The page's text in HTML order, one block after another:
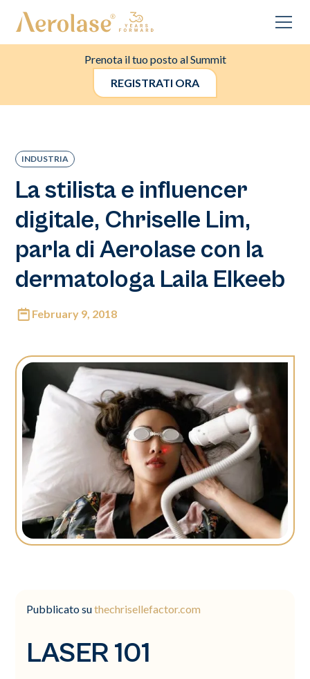
Prenota il tuo posto al Summit
REGISTRATI ORA
INDUSTRIA
La stilista e influencer
digitale, Chriselle Lim,
parla di Aerolase con la
dermatologa Laila Elkeeb
February 9, 2018
Pubblicato suthechrisellefactor.com
LASER 101